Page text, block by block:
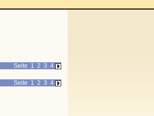
Seite 1 2 3 4
Seite 1 2 3 4